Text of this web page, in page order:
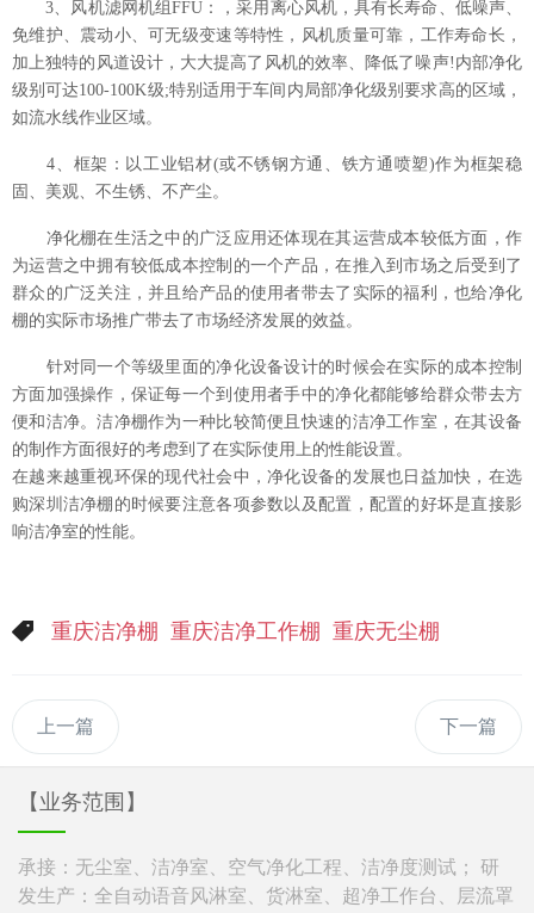
3、风机滤网机组FFU：，采用离心风机，具有长寿命、低噪声、
免维护、震动小、可无级变速等特性，风机质量可靠，工作寿命长，
加上独特的风道设计，大大提高了风机的效率、降低了噪声!内部净化
级别可达100-100K级;特别适用于车间内局部净化级别要求高的区域，
如流水线作业区域。
4、框架：以工业铝材(或不锈钢方通、铁方通喷塑)作为框架稳
固、美观、不生锈、不产尘。
净化棚在生活之中的广泛应用还体现在其运营成本较低方面，作
为运营之中拥有较低成本控制的一个产品，在推入到市场之后受到了
群众的广泛关注，并且给产品的使用者带去了实际的福利，也给净化
棚的实际市场推广带去了市场经济发展的效益。
针对同一个等级里面的净化设备设计的时候会在实际的成本控制
方面加强操作，保证每一个到使用者手中的净化都能够给群众带去方
便和洁净。洁净棚作为一种比较简便且快速的洁净工作室，在其设备
的制作方面很好的考虑到了在实际使用上的性能设置。
在越来越重视环保的现代社会中，净化设备的发展也日益加快，在选
购深圳洁净棚的时候要注意各项参数以及配置，配置的好坏是直接影
响洁净室的性能。
重庆洁净棚 重庆洁净工作棚 重庆无尘棚
上一篇 下一篇
【业务范围】
承接：无尘室、洁净室、空气净化工程、洁净度测试； 研
发生产：全自动语音风淋室、货淋室、超净工作台、层流罩